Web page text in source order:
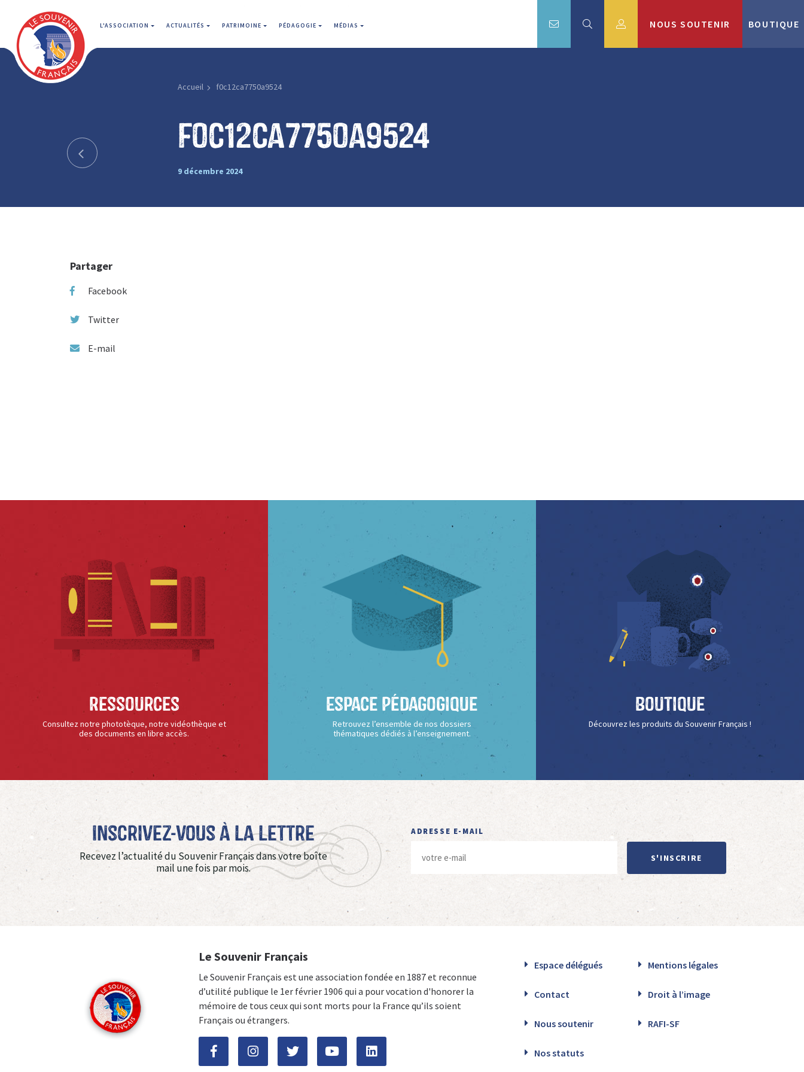
L'ASSOCIATION ACTUALITÉS PATRIMOINE PÉDAGOGIE MÉDIAS NOUS SOUTENIR BOUTIQUE
Accueil f0c12ca7750a9524
f0c12ca7750a9524
9 décembre 2024
Partager
Facebook
Twitter
E-mail
Ressources
Consultez notre phototèque, notre vidéothèque et
des documents en libre accès.
Espace Pédagogique
Retrouvez l’ensemble de nos dossiers
thématiques dédiés à l’enseignement.
Boutique
Découvrez les produits du Souvenir Français !
Inscrivez-vous à La Lettre
Recevez l’actualité du Souvenir Français dans votre boîte
mail une fois par mois.
ADRESSE E-MAIL
S'INSCRIRE
Le Souvenir Français
Le Souvenir Français est une association fondée en 1887 et reconnue
d’utilité publique le 1er février 1906 qui a pour vocation d'honorer la
mémoire de tous ceux qui sont morts pour la France qu’ils soient
Français ou étrangers.
Espace délégués Mentions légales
Contact Droit à l’image
Nous soutenir RAFI-SF
Nos statuts